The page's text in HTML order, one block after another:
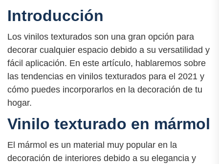
Introducción
Los vinilos texturados son una gran opción para
decorar cualquier espacio debido a su versatilidad y
fácil aplicación. En este artículo, hablaremos sobre
las tendencias en vinilos texturados para el 2021 y
cómo puedes incorporarlos en la decoración de tu
hogar.
Vinilo texturado en mármol
El mármol es un material muy popular en la
decoración de interiores debido a su elegancia y